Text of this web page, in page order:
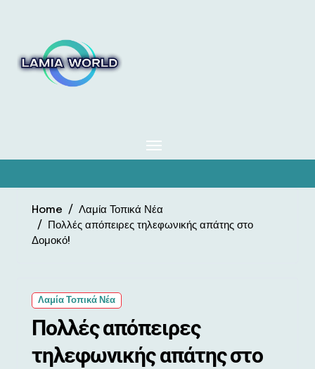
Home
Λαμία Τοπικά Νέα
Πολλές απόπειρες τηλεφωνικής απάτης στο
Δομοκό!
Λαμία Τοπικά Νέα
Πολλές απόπειρες
τηλεφωνικής απάτης στο